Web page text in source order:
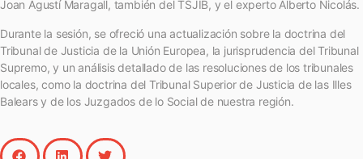
Joan Agustí Maragall, también del TSJIB, y el experto Alberto Nicolás.
Durante la sesión, se ofreció una actualización sobre la doctrina del
Tribunal de Justicia de la Unión Europea, la jurisprudencia del Tribunal
Supremo, y un análisis detallado de las resoluciones de los tribunales
locales, como la doctrina del Tribunal Superior de Justicia de las Illes
Balears y de los Juzgados de lo Social de nuestra región.